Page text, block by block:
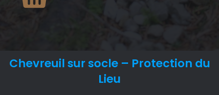
Chevreuil sur socle – Protection du
Lieu